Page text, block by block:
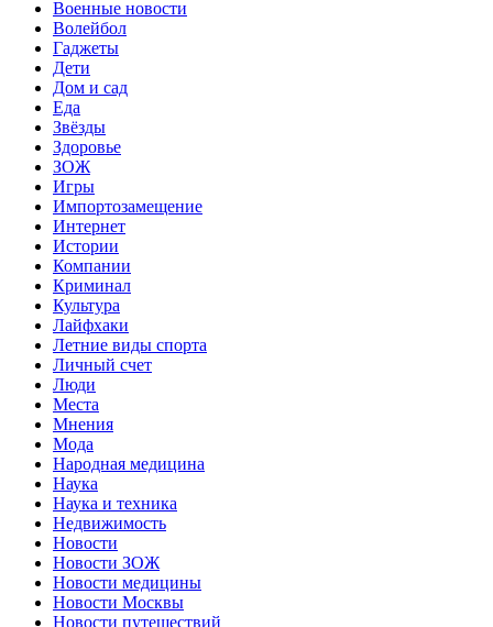
Военные новости
Волейбол
Гаджеты
Дети
Дом и сад
Еда
Звёзды
Здоровье
ЗОЖ
Игры
Импортозамещение
Интернет
Истории
Компании
Криминал
Культура
Лайфхаки
Летние виды спорта
Личный счет
Люди
Места
Мнения
Мода
Народная медицина
Наука
Наука и техника
Недвижимость
Новости
Новости ЗОЖ
Новости медицины
Новости Москвы
Новости путешествий